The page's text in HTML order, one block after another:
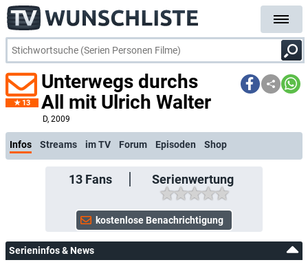
13
Unterwegs durchs
All mit Ulrich Walter
D, 2009
kostenlose E-M
Infos Streams im TV Forum Episoden Shop
13Fans Serienwertung
Serieninfos & News